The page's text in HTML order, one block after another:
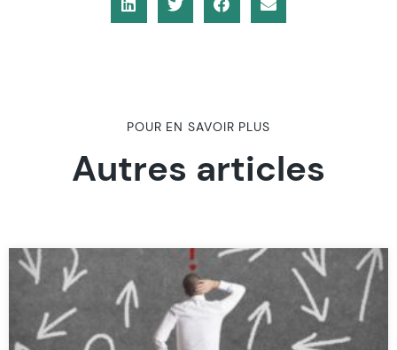
POUR EN SAVOIR PLUS
Autres articles